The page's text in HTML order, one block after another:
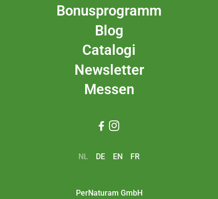
Bonusprogramm
Blog
Catalogi
Newsletter
Messen
 
NL DE EN FR
PerNaturam GmbH